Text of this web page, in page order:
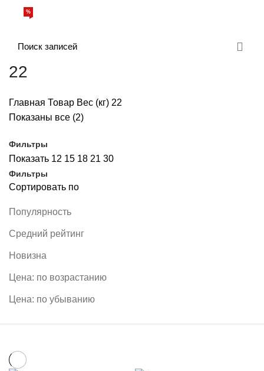
АКЦИИ
%
22
Главная Товар Вес (кг) 22
Показаны все (2)
Фильтры
Показать 12 15 18 21 30
Фильтры
Сортировать по
Популярность
Средний рейтинг
Новизна
Цена: по возрастанию
Цена: по убыванию